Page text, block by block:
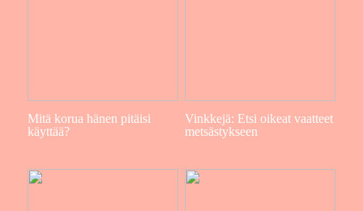
Mitä korua hänen pitäisi
käyttää?
Vinkkejä: Etsi oikeat vaatteet
metsästykseen